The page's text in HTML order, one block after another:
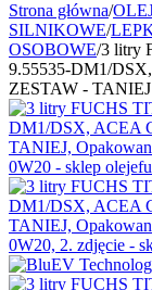
Strona główna/
SILNIKOWE/
OSOBOWE/3 litry
9.55535-DM1/
ZESTAW - TANIEJ